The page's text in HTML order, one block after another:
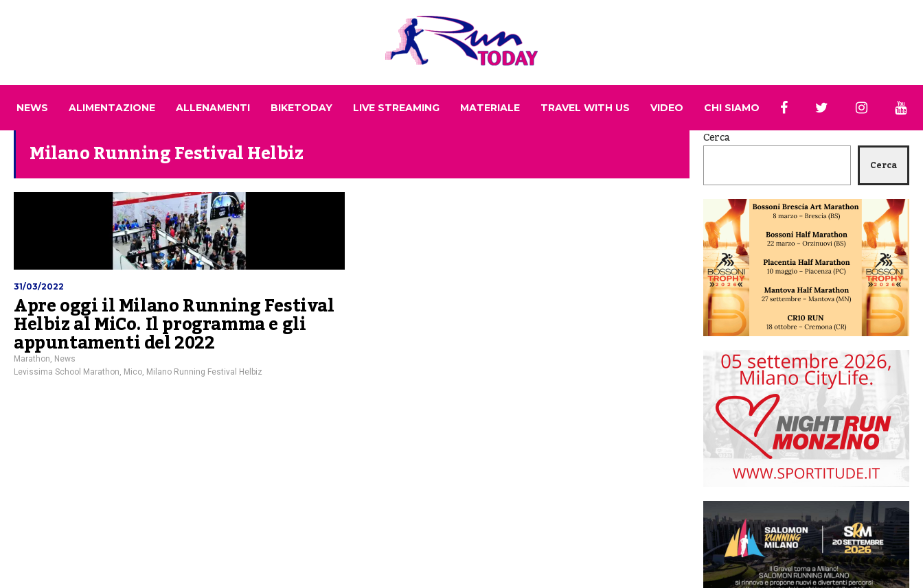
NEWS ALIMENTAZIONE ALLENAMENTI BIKETODAY LIVE STREAMING MATERIALE TRAVEL WITH US VIDEO CHI SIAMO
Milano Running Festival Helbiz
31/03/2022
Apre oggi il Milano Running Festival
Helbiz al MiCo. Il programma e gli
appuntamenti del 2022
Marathon, News
Levissima School Marathon, Mico, Milano Running Festival Helbiz
Cerca
Cerca